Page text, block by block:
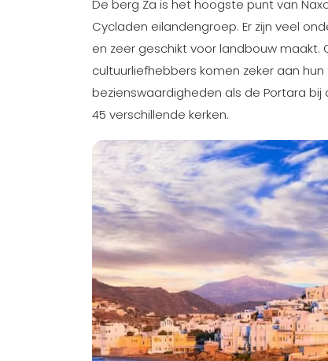
De berg Za is het hoogste punt van
Cycladen eilandengroep. Er zijn veel
en zeer geschikt voor landbouw maakt.
cultuurliefhebbers komen zeker aan hun
bezienswaardigheden als de Portara
45 verschillende kerken.